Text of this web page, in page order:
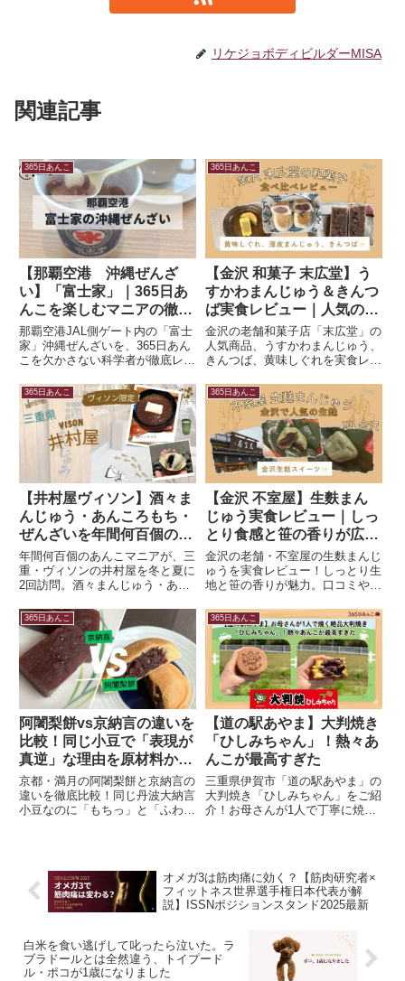
リケジョボディビルダーMISA
関連記事
365日あんこ
【那覇空港 沖縄ぜんざ
い】「富士家」｜365日あ
んこを楽しむマニアの徹底
レビュー
那覇空港JAL側ゲート内の「富士
家」沖縄ぜんざいを、365日あん
こを欠かさない科学者が徹底レビ
や原材料のクリーンさを理系視点
で分析。ラウンジでのコーヒーペ
アリングなど、沖縄旅行を完璧に
締め括る「至高の最適解」として
の楽しみ方を解説します。
365日あんこ
【金沢 和菓子 末広堂】う
すかわまんじゅう＆きんつ
ば実食レビュー｜人気の理
由を徹底解説！
金沢の老舗和菓子店「末広堂」の
人気商品、うすかわまんじゅう、
きんつば、黄味しぐれを実食レビ
ー、購入場所まで詳しく紹介しま
す。
365日あんこ
【井村屋ヴィソン】酒々ま
んじゅう・あんころもち・
ぜんざいを年間何百個のあ
んこマニアが食べ比べ｜冬
と夏で変わる小豆たち
年間何百個のあんこマニアが、三
重・ヴィソンの井村屋を冬と夏に
2回訪問。酒々まんじゅう・あん
の視点で食べ比べ。実は「ぜんざ
い」、季節で中身が違う！
365日あんこ
【金沢 不室屋】生麩まん
じゅう実食レビュー｜しっ
とり食感と笹の香りが広が
る伝統の味！
金沢の老舗・不室屋の生麩まんじ
ゅうを実食レビュー！しっとり生
地と笹の香りが魅力。口コミや購
365日あんこ
阿闍梨餅vs京納言の違いを
比較！同じ小豆で「表現が
真逆」な理由を原材料から
解き明かす【満月】
京都・満月の阿闍梨餅と京納言の
違いを徹底比較！同じ丹波大納言
小豆なのに「もちっ」と「ふわ
究者が、実食レビューと最適な食
べ方を伝授。今のあなたはどっち
派？
365日あんこ
【道の駅あやま】大判焼き
「ひしみちゃん」！熱々あ
んこが最高すぎた
三重県伊賀市「道の駅あやま」の
大判焼き「ひしみちゃん」をご紹
介！お母さんが1人で丁寧に焼
あんこマニアがレポートします。
オメガ3は筋肉痛に効く？【筋肉研究者×
フィットネス世界選手権日本代表が解
説】ISSNポジションスタンド2025最新
白米を食い逃げして叱ったら泣いた。ラ
ブラドールとは全然違う、トイプード
ル・ポコが1歳になりました